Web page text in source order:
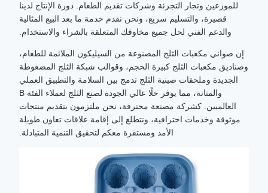
للموزعين وتجار التجزئة وشركات تقديم الطعام. دورة الإنتاج لدينا
قصيرة، والتسليم سريع، ونحن نقدم خدمة ما بعد البيع المثالية
والدعم الفني لحل جميع مخاوفك المتعلقة بالشراء والاستخدام.
إن صواني مكعبات الثلج المصنوعة من السيليكون الملائمة للطعام،
وصناديق مكعبات الثلج كبيرة الحجم، وقوالب شبكة الثلج المضغوطة
الجديدة وملحقات صينية الثلج تدمج بين السلامة والتطبيق العملي
والمتانة، مما يوفر حلًا عالي الجودة لصنع الثلج لعملاء الفئة B
العالميين. كشركة مصنعة محترفة، نحن ملتزمون بتقديم منتجات
موثوقة وخدمات احترافية، ونتطلع إلى إقامة علاقات تعاون طويلة
الأمد ومستقرة معكم لتحقيق التنمية المتبادلة.